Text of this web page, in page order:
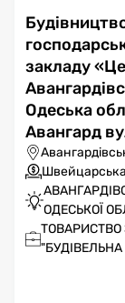
закладу
Одеська
Авангард
ОДЕСЬКОЇ